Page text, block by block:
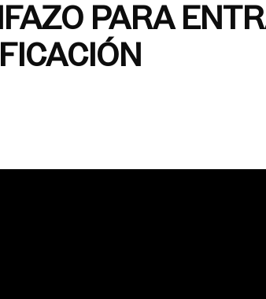
PARA